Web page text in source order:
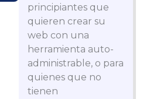
principiantes que
quieren crear su
web con una
herramienta auto-
administrable, o para
quienes que no
tienen